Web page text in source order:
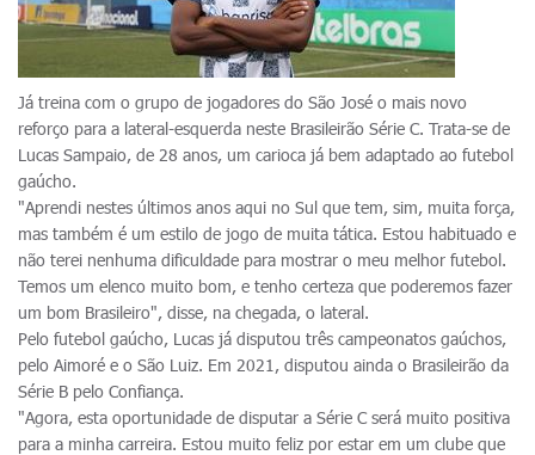
Já treina com o grupo de jogadores do São José o mais novo
reforço para a lateral-esquerda neste Brasileirão Série C. Trata-se de
Lucas Sampaio, de 28 anos, um carioca já bem adaptado ao futebol
gaúcho.
"Aprendi nestes últimos anos aqui no Sul que tem, sim, muita força,
mas também é um estilo de jogo de muita tática. Estou habituado e
não terei nenhuma dificuldade para mostrar o meu melhor futebol.
Temos um elenco muito bom, e tenho certeza que poderemos fazer
um bom Brasileiro", disse, na chegada, o lateral.
Pelo futebol gaúcho, Lucas já disputou três campeonatos gaúchos,
pelo Aimoré e o São Luiz. Em 2021, disputou ainda o Brasileirão da
Série B pelo Confiança.
"Agora, esta oportunidade de disputar a Série C será muito positiva
para a minha carreira. Estou muito feliz por estar em um clube que